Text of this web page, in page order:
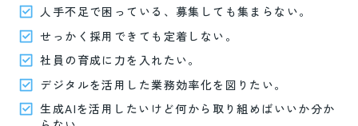
人手不足で困っている、募集しても集まらない。
せっかく採用できても定着しない。
社員の育成に力を入れたい。
デジタルを活用した業務効率化を図りたい。
生成AIを活用したいけど何から取り組めばいいか分か